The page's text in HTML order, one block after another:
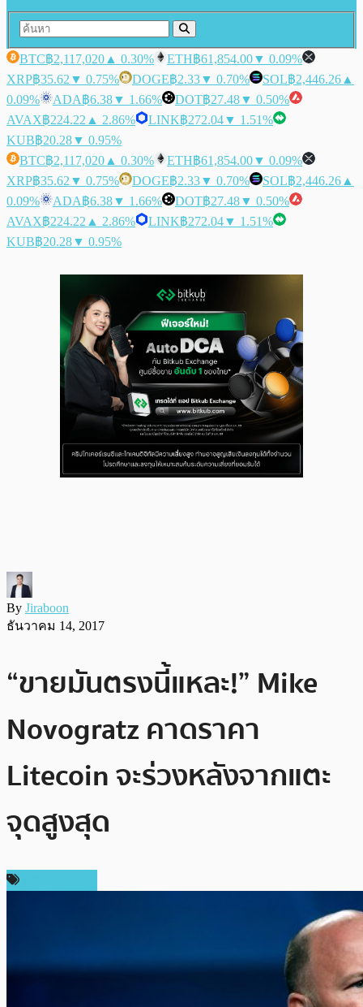
BTC฿2,117,020 ▲ 0.30% ETH฿61,854.00▼ 0.09%
XRP฿35.62 ▼ 0.75% DOGE฿2.33▼ 0.70% SOL฿2,446.26 ▲
0.09%
ADA฿6.38▼ 1.66% DOT฿27.48▼ 0.50%
AVAX฿224.22 ▲ 2.86% LINK฿272.04▼ 1.51%
KUB฿20.28▼ 0.95%
BTC฿2,117,020 ▲ 0.30% ETH฿61,854.00▼ 0.09%
XRP฿35.62 ▼ 0.75% DOGE฿2.33▼ 0.70% SOL฿2,446.26 ▲
0.09%
ADA฿6.38▼ 1.66% DOT฿27.48▼ 0.50%
AVAX฿224.22 ▲ 2.86% LINK฿272.04▼ 1.51%
KUB฿20.28▼ 0.95%
By Jiraboon
ธันวาคม 14, 2017
“ขายมันตรงนี้แหละ!” Mike
Novogratz คาดราคา
Litecoin จะร่วงหลังจากแตะ
จุดสูงสุด